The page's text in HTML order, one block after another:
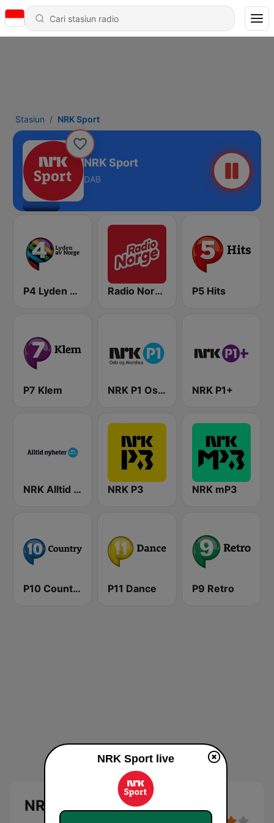
Stasiun NRK Sport
NRK Sport
DAB
P4 Lyden av Norge Radio Norge P5 Hits
P7 Klem NRK P1 Oslo og Akershus NRK P1+
NRK Alltid Nyheter NRK P3 NRK mP3
P10 Country P11 Dance P9 Retro
NRK Sport
NRK Sport live